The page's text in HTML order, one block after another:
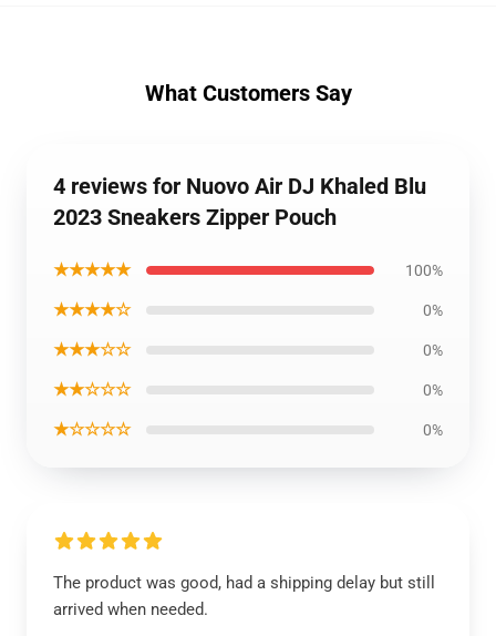
What Customers Say
4 reviews for Nuovo Air DJ Khaled Blu
2023 Sneakers Zipper Pouch
★★★★★ 100%
★★★★☆ 0%
★★★☆☆ 0%
★★☆☆☆ 0%
★☆☆☆☆ 0%
The product was good, had a shipping delay but still
arrived when needed.